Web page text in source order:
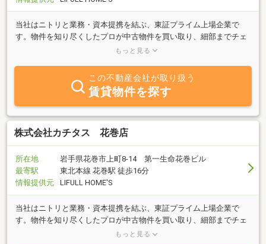
当社はニトリと業務・資本提携を結ぶ、東証プライム上場企業で
す。物件を知り尽くしたプロが中古物件を買い取り、細部までチェ
ックし、自社規格に沿って丁寧にリフォームしているので、ご購入
もっと見る
この不動産会社が取り扱う
賃貸物件を探す
株式会社カチタス 花巻店
所在地
岩手県花巻市上町8-14 第一生命花巻ビル
最寄駅
東北本線 花巻駅 徒歩16分
情報提供元
LIFULL HOME'S
当社はニトリと業務・資本提携を結ぶ、東証プライム上場企業で
す。物件を知り尽くしたプロが中古物件を買い取り、細部までチェ
ックし、自社規格に沿って丁寧にリフォームしているので、ご購入
もっと見る